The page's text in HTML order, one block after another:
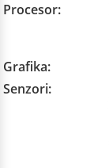
Procesor:
Grafika:
Senzori: